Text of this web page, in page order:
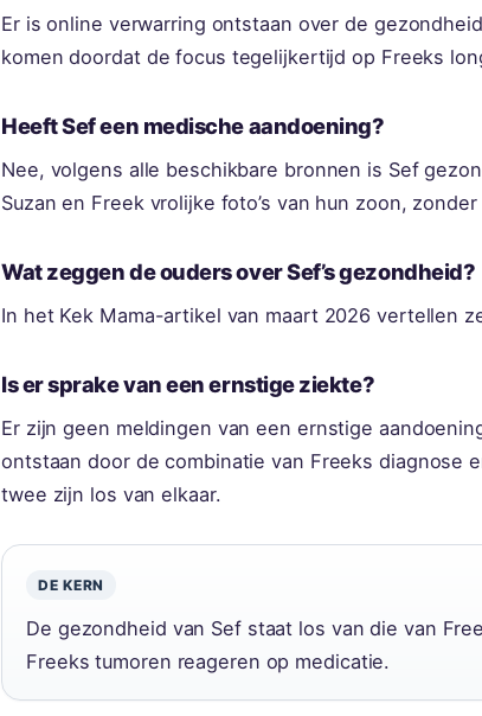
Er is online verwarring ontstaan over de
komen doordat de focus tegelijkertijd op Freeks
Heeft Sef een medische aandoening?
Nee, volgens alle beschikbare bronnen is Sef
Suzan en Freek vrolijke foto’s van hun zoon,
Wat zeggen de ouders over Sef’s gezondheid?
In het Kek Mama-artikel van maart 2026 vertellen
Is er sprake van een ernstige ziekte?
Er zijn geen meldingen van een ernstige
ontstaan door de combinatie van Freeks diagnose
twee zijn los van elkaar.
DE KERN
De gezondheid van Sef staat los van die van
Freeks tumoren reageren op medicatie.